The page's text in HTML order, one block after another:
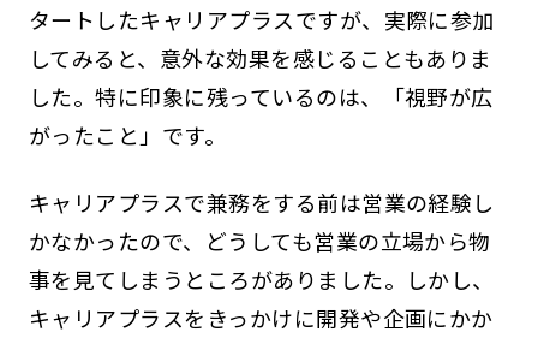
タートしたキャリアプラスですが、実際に参加
してみると、意外な効果を感じることもありま
した。特に印象に残っているのは、「視野が広
がったこと」です。
キャリアプラスで兼務をする前は営業の経験し
かなかったので、どうしても営業の立場から物
事を見てしまうところがありました。しかし、
キャリアプラスをきっかけに開発や企画にかか